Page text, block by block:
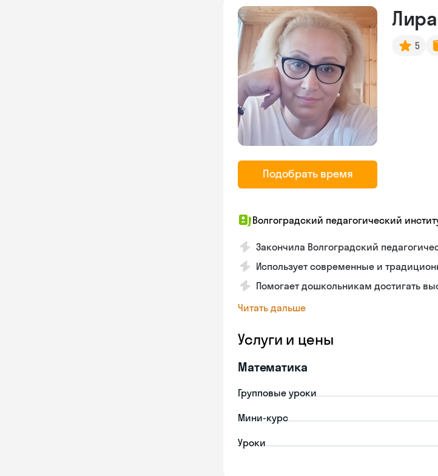
Подобрать время
Лира
5
Волгоградский педагогический
Закончила Волгоградский
Использует современные и
Помогает дошкольникам достигать
Читать дальше
Услуги и цены
Математика
Групповые уроки
Мини-курс
Уроки